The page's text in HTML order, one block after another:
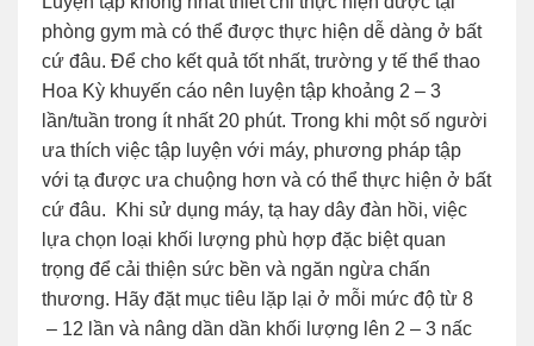
phòng gym mà có thể được thực hiện dễ dàng ở bất
cứ đâu. Để cho kết quả tốt nhất, trường y tế thể thao
Hoa Kỳ khuyến cáo nên luyện tập khoảng 2 – 3
lần/tuần trong ít nhất 20 phút. Trong khi một số người
ưa thích việc tập luyện với máy, phương pháp tập
với tạ được ưa chuộng hơn và có thể thực hiện ở bất
cứ đâu. Khi sử dụng máy, tạ hay dây đàn hồi, việc
lựa chọn loại khối lượng phù hợp đặc biệt quan
trọng để cải thiện sức bền và ngăn ngừa chấn
thương. Hãy đặt mục tiêu lặp lại ở mỗi mức độ từ 8
– 12 lần và nâng dần dần khối lượng lên 2 – 3 nấc